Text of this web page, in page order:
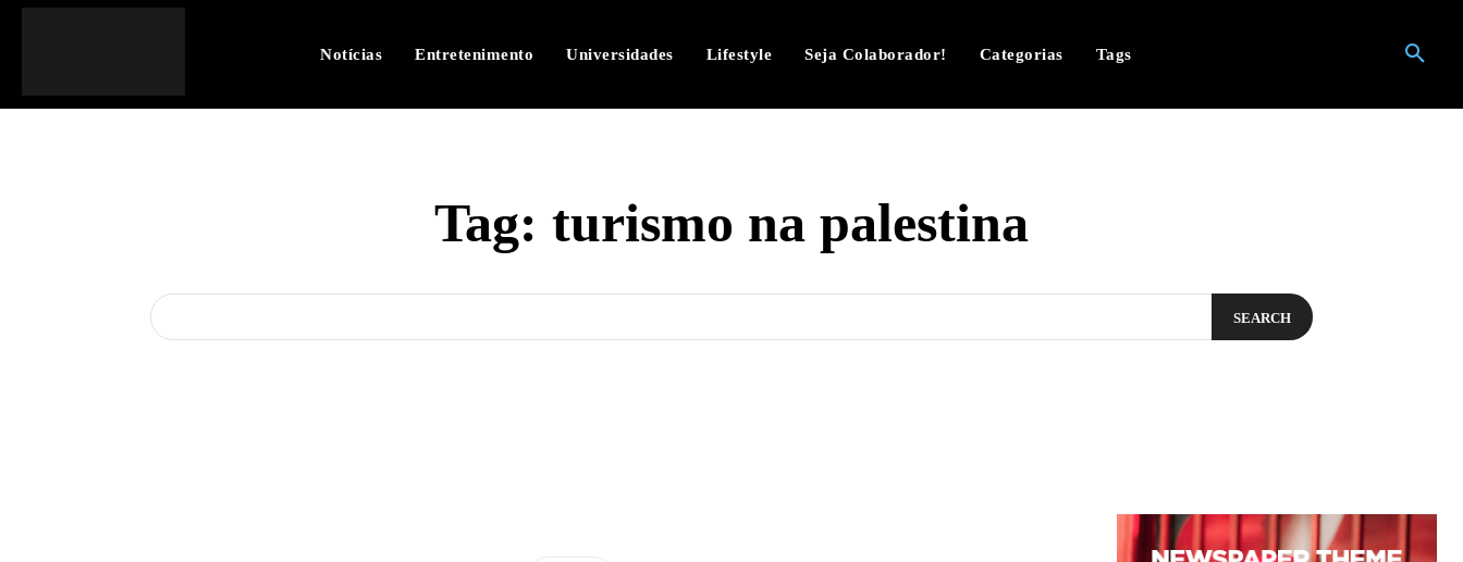
Notícias Entretenimento Universidades Lifestyle Seja Colaborador! Categorias Tags
Tag: turismo na palestina
SEARCH